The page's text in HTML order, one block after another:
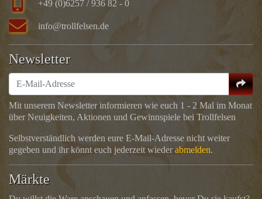
+49 (0)6257 / 936 82 - 0
info@trollfelsen.de
Newsletter
Mit unserem Newsletter informieren wie euch 1 - 2 Mal im Monat
über Neuigkeiten, Aktionen und Gewinnspiele bei Trollfelsen
Selbstverständlich werden eure E-Mail-Adresse nicht weiter
gegeben und ihr könnt euch jederzeit wiederabmelden.
Märkte